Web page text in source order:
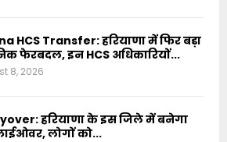
HCS Transfer: हरियाणा में फिर बड़ा
फेरबदल, इन HCS अधिकारियों...
8, 2026
हरियाणा के इस जिले में बनेगा
लोगों को...